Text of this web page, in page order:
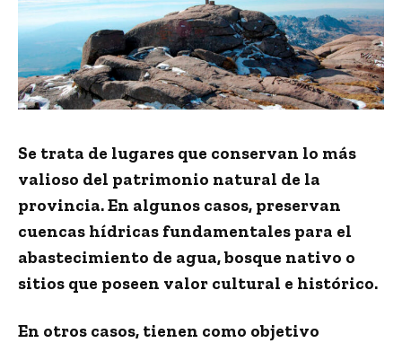
Se trata de lugares que conservan lo más
valioso del patrimonio natural de la
provincia. En algunos casos, preservan
cuencas hídricas fundamentales para el
abastecimiento de agua, bosque nativo o
sitios que poseen valor cultural e histórico.
En otros casos, tienen como objetivo